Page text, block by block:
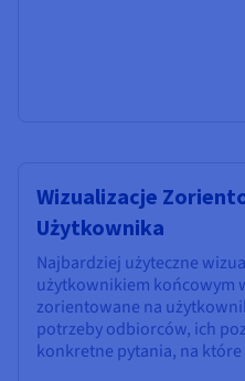
Wizualizacje
Użytkownika
Najbardziej użyteczne
użytkownikiem końcowym
zorientowane na
potrzeby odbiorców, ich
konkretne pytania, na